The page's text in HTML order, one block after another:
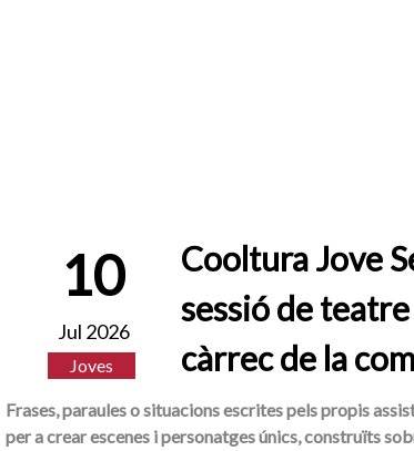
10
Jul 2026
Joves
Cooltura Jove
sessió de
càrrec de la
Frases, paraules o situacions escrites pels propis
per a crear escenes i personatges únics, construïts